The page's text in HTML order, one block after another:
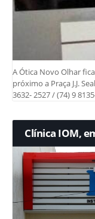
A Ótica Novo Olhar
próximo a Praça J.J.
3632- 2527 / (74) 9
Clínica IOM,